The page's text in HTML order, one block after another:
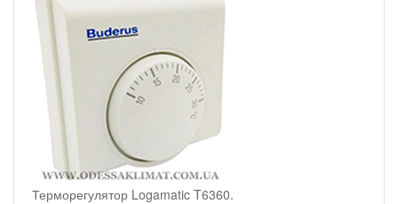
Терморегулятор Logamatic T6360.